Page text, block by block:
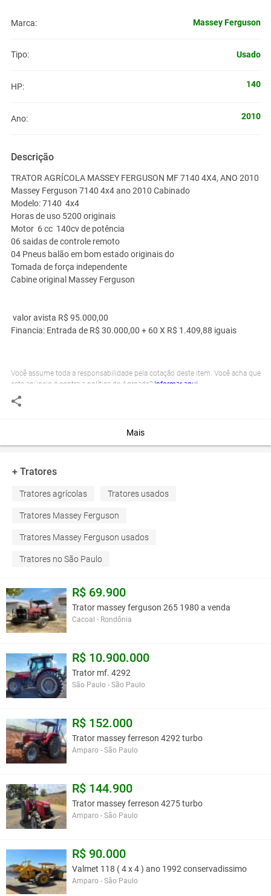
Marca: Massey Ferguson
Tipo: Usado
HP: 140
Ano: 2010
Descrição
TRATOR AGRÍCOLA MASSEY FERGUSON MF 7140 4X4, ANO 2010
Massey Ferguson 7140 4x4 ano 2010 Cabinado
Modelo: 7140 4x4
Horas de uso 5200 originais
Motor 6 cc 140cv de potência
06 saidas de controle remoto
04 Pneus balão em bom estado originais do
Tomada de força independente
Cabine original Massey Ferguson
valor avista R$ 95.000,00
Financia: Entrada de R$ 30.000,00 + 60 X R$ 1.409,88 iguais
Você assume toda a responsabilidade pela cotação deste item. Você acha que
este anúncio é contra a política de Agroads? Informar aqui
Mais
+ Tratores
Tratores agrícolas Tratores usados
Tratores Massey Ferguson
Tratores Massey Ferguson usados
Tratores no São Paulo
R$ 69.900
Trator massey ferguson 265 1980 a venda
Cacoal - Rondônia
R$ 10.900.000
Trator mf. 4292
São Paulo - São Paulo
R$ 152.000
Trator massey ferreson 4292 turbo
Amparo - São Paulo
R$ 144.900
Trator massey ferreson 4275 turbo
Amparo - São Paulo
R$ 90.000
Valmet 118 ( 4 x 4 ) ano 1992 conservadissimo
Amparo - São Paulo